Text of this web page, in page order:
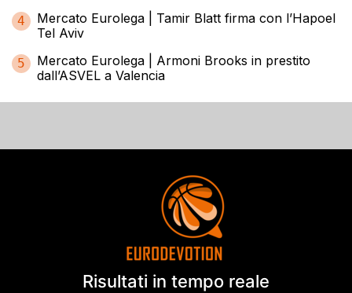
4
Mercato Eurolega | Tamir Blatt firma con l’Hapoel
Tel Aviv
5
Mercato Eurolega | Armoni Brooks in prestito
dall’ASVEL a Valencia
Risultati in tempo reale